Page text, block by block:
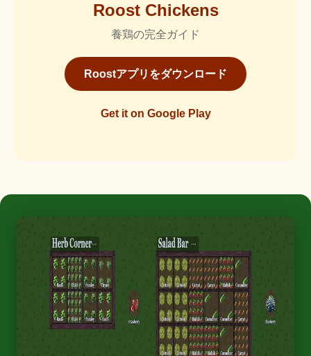
Roost Chickens
養鶏の完全ガイド
Roostアプリをダウンロード
Get it on Google Play